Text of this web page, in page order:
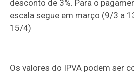
desconto de 3%. Para o
escala segue em março (9/3 a
15/4)
Os valores do IPVA podem ser